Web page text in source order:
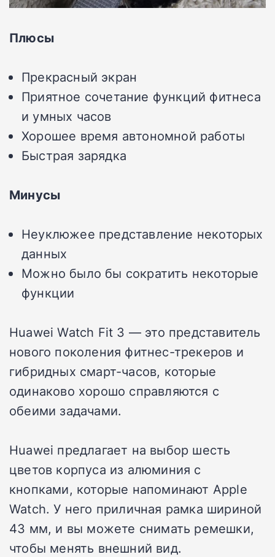
Плюсы
Прекрасный экран
Приятное сочетание функций фитнеса
и умных часов
Хорошее время автономной работы
Быстрая зарядка
Минусы
Неуклюжее представление некоторых
данных
Можно было бы сократить некоторые
функции
Huawei Watch Fit 3 — это представитель
нового поколения фитнес-трекеров и
гибридных смарт-часов, которые
одинаково хорошо справляются с
обеими задачами.
Huawei предлагает на выбор шесть
цветов корпуса из алюминия с
кнопками, которые напоминают Apple
Watch. У него приличная рамка шириной
43 мм, и вы можете снимать ремешки,
чтобы менять внешний вид.